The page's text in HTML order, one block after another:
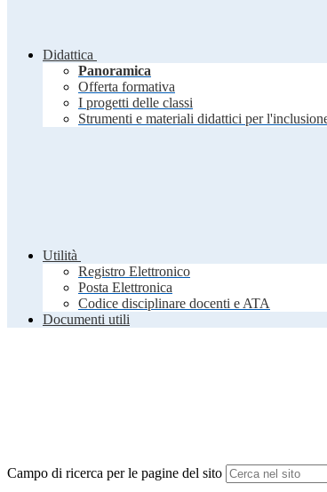
Didattica
Panoramica
Offerta formativa
I progetti delle classi
Strumenti e materiali didattici per
Utilità
Registro Elettronico
Posta Elettronica
Codice disciplinare docenti e ATA
Documenti utili
Campo di ricerca per le pagine del sito